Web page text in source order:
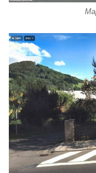
Kříž na návsi v
Kříž na návsi v
Boží muka v Plavu
Kříž u Obrázku
Práchně
Kříž na rozcestí
Podluží
Görnerův kříž u
Podluží